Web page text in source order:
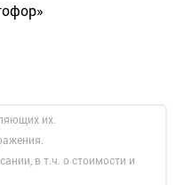
их.
в т.ч. о стоимости и